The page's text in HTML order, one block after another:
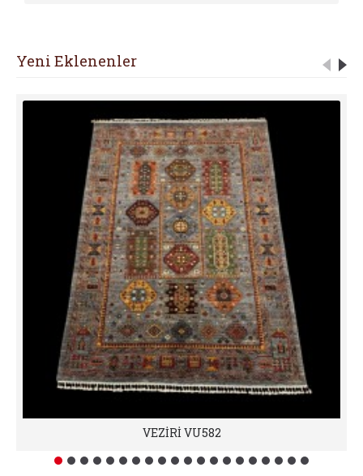
Yeni Eklenenler
VEZİRİ VU582